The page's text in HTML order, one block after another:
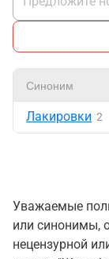
Синоним
Лакировки 2
Уважаемые
или синонимы,
нецензурной